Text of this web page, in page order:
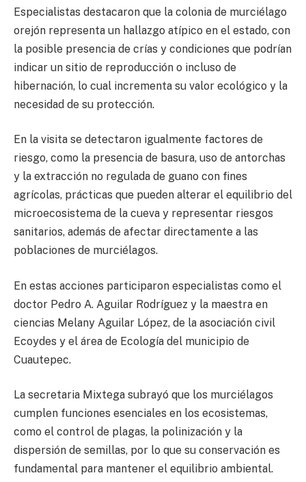
Especialistas destacaron que la colonia de murciélago
orejón representa un hallazgo atípico en el estado, con
la posible presencia de crías y condiciones que podrían
indicar un sitio de reproducción o incluso de
hibernación, lo cual incrementa su valor ecológico y la
necesidad de su protección.
En la visita se detectaron igualmente factores de
riesgo, como la presencia de basura, uso de antorchas
y la extracción no regulada de guano con fines
agrícolas, prácticas que pueden alterar el equilibrio del
microecosistema de la cueva y representar riesgos
sanitarios, además de afectar directamente a las
poblaciones de murciélagos.
En estas acciones participaron especialistas como el
doctor Pedro A. Aguilar Rodríguez y la maestra en
ciencias Melany Aguilar López, de la asociación civil
Ecoydes y el área de Ecología del municipio de
Cuautepec.
La secretaria Mixtega subrayó que los murciélagos
cumplen funciones esenciales en los ecosistemas,
como el control de plagas, la polinización y la
dispersión de semillas, por lo que su conservación es
fundamental para mantener el equilibrio ambiental.